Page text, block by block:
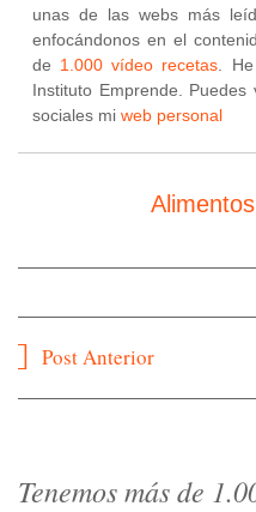
unas de las webs más
enfocándonos en el
de 1.000 vídeo recetas .
Instituto Emprende.
sociales mi web personal
Alimentos
Navegación
Post Anterior
Tenemos más de